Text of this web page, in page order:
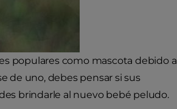
populares como mascota debido a
de uno, debes pensar si sus
brindarle al nuevo bebé peludo.